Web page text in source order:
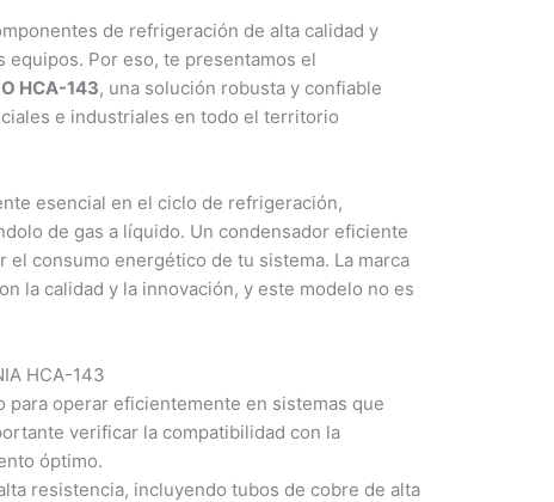
de refrigeración de alta calidad y
Por eso, te presentamos el
HCA-143, una solución robusta y confiable
e industriales en todo el territorio
esencial en el ciclo de refrigeración,
de gas a líquido. Un condensador eficiente
consumo energético de tu sistema. La marca
la calidad y la innovación, y este modelo no es
HCA-143
para operar eficientemente en sistemas que
verificar la compatibilidad con la
óptimo.
resistencia, incluyendo tubos de cobre de alta